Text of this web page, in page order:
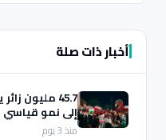
أخبار ذات صلة
45.7 مليون
إلى نمو قياسي
منذ 3 يوم